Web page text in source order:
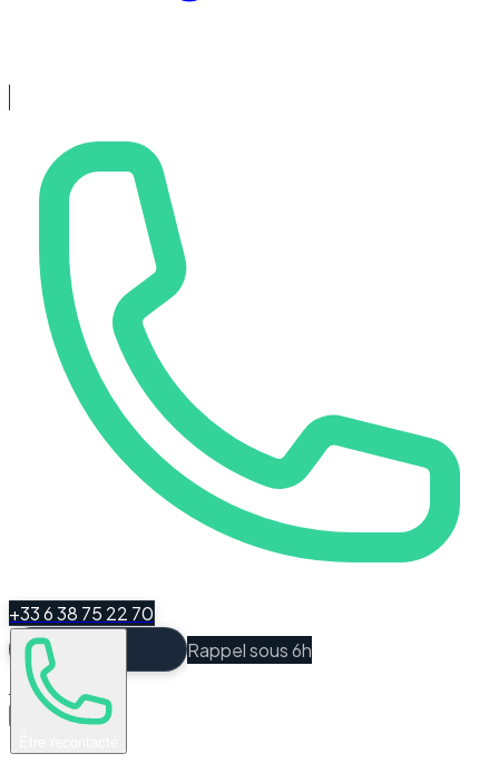
+33 6 38 75 22 70
Rappel sous 6h
Espace Client